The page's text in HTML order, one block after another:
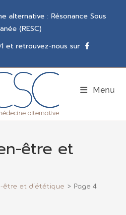
alternative : Résonance Sous
(RESC)
et retrouvez-nous sur
Menu
être et
être et diététique > Page 4